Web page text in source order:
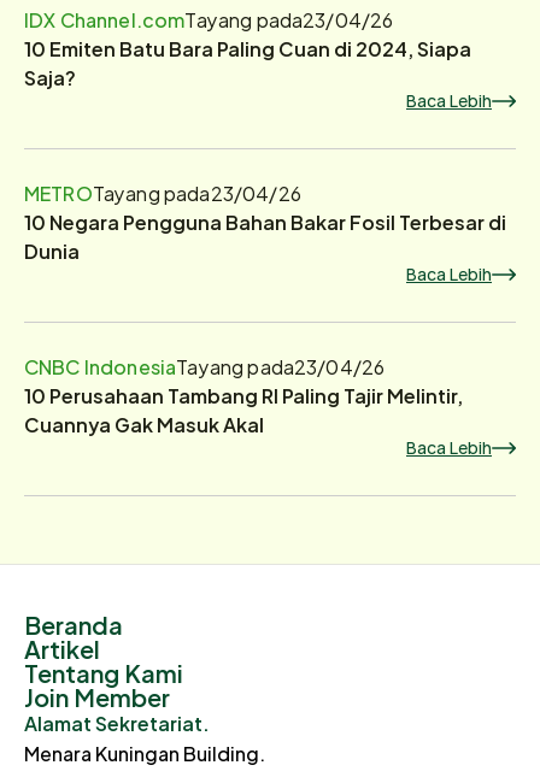
IDX Channel.comTayang pada23/04/26
10 Emiten Batu Bara Paling Cuan di 2024, Siapa
Saja?
Baca Lebih
METROTayang pada23/04/26
10 Negara Pengguna Bahan Bakar Fosil Terbesar di
Dunia
Baca Lebih
CNBC IndonesiaTayang pada23/04/26
10 Perusahaan Tambang RI Paling Tajir Melintir,
Cuannya Gak Masuk Akal
Baca Lebih
Beranda
Artikel
Tentang Kami
Join Member
Alamat Sekretariat.
Menara Kuningan Building.